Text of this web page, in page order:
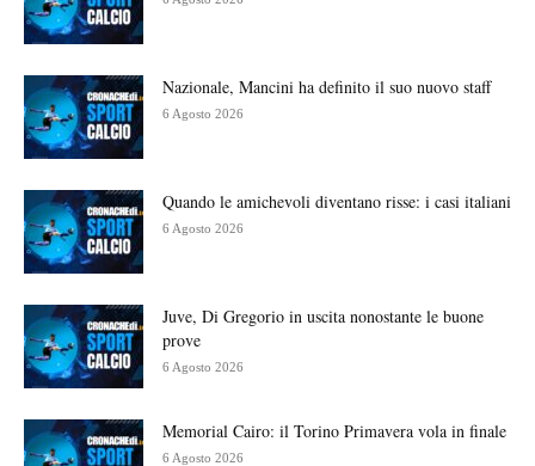
Nazionale, Mancini ha definito il suo nuovo staff
6 Agosto 2026
Quando le amichevoli diventano risse: i casi italiani
6 Agosto 2026
Juve, Di Gregorio in uscita nonostante le buone
prove
6 Agosto 2026
Memorial Cairo: il Torino Primavera vola in finale
6 Agosto 2026